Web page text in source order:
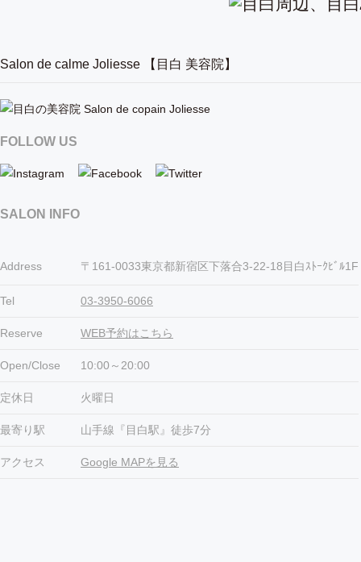
Salon de calme Joliesse 【目白 美容院】
FOLLOW US
SALON INFO
Address 〒161-0033東京都新宿区下落合3-22-18目白ｽﾄｰｸﾋﾞﾙ1F
Tel 03-3950-6066
Reserve WEB予約はこちら
Open/Close 10:00～20:00
定休日 火曜日
最寄り駅 山手線『目白駅』徒歩7分
アクセス Google MAPを見る